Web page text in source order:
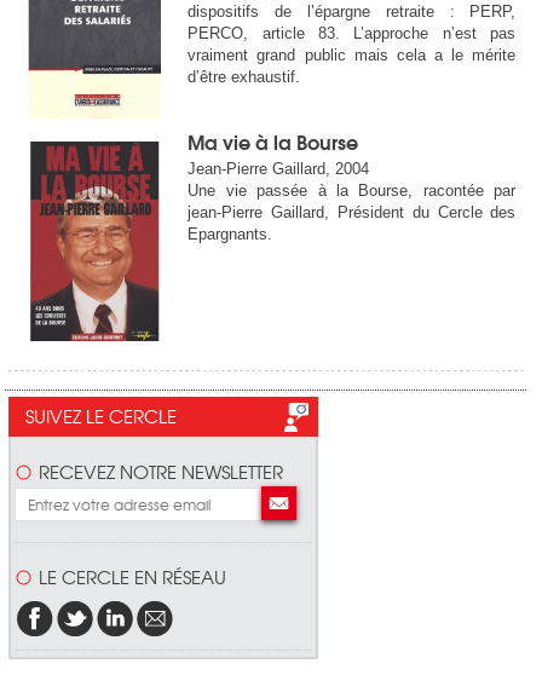
dispositifs de l’épargne retraite : PERP,
PERCO, article 83. L’approche n’est pas
vraiment grand public mais cela a le mérite
d’être exhaustif.
Ma vie à la Bourse
Jean-Pierre Gaillard, 2004
Une vie passée à la Bourse, racontée par
jean-Pierre Gaillard, Président du Cercle des
Epargnants.
SUIVEZ LE CERCLE
RECEVEZ NOTRE NEWSLETTER
LE CERCLE EN RÉSEAU